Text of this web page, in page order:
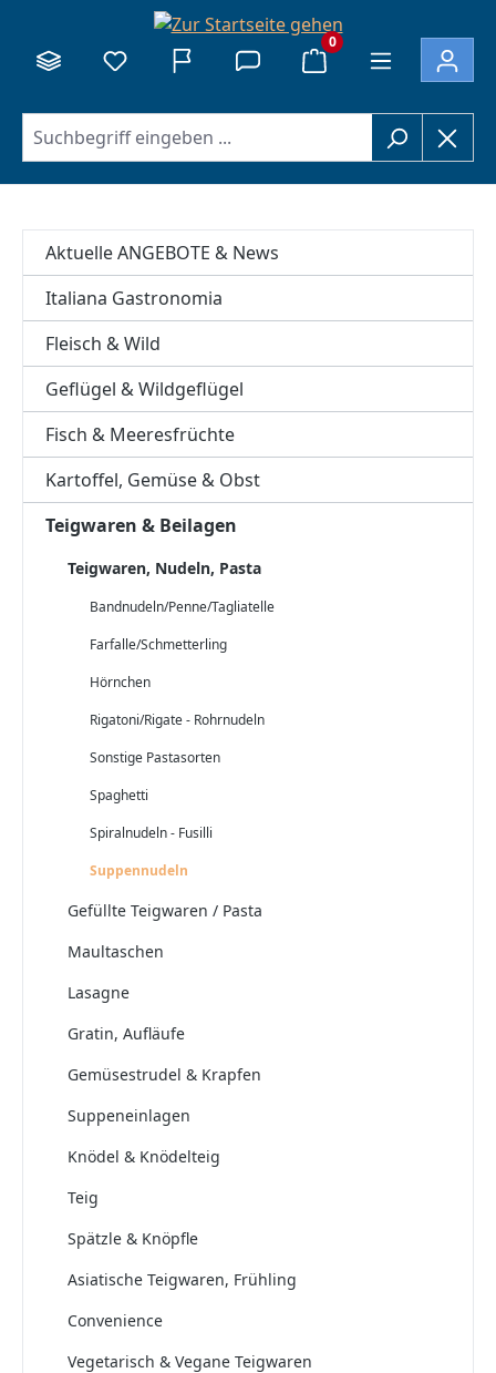
0
Aktuelle ANGEBOTE & News
Italiana Gastronomia
Fleisch & Wild
Geflügel & Wildgeflügel
Fisch & Meeresfrüchte
Kartoffel, Gemüse & Obst
Teigwaren & Beilagen
Teigwaren, Nudeln, Pasta
Bandnudeln/Penne/Tagliatelle
Farfalle/Schmetterling
Hörnchen
Rigatoni/Rigate - Rohrnudeln
Sonstige Pastasorten
Spaghetti
Spiralnudeln - Fusilli
Suppennudeln
Gefüllte Teigwaren / Pasta
Maultaschen
Lasagne
Gratin, Aufläufe
Gemüsestrudel & Krapfen
Suppeneinlagen
Knödel & Knödelteig
Teig
Spätzle & Knöpfle
Asiatische Teigwaren, Frühling
Convenience
Vegetarisch & Vegane Teigwaren